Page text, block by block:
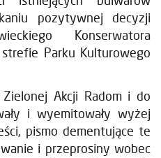
pozytywnej decyzji
Konserwatora
Parku Kulturowego
Akcji Radom i do
i wyemitowały wyżej
pismo dementujące te
i przeprosiny wobec